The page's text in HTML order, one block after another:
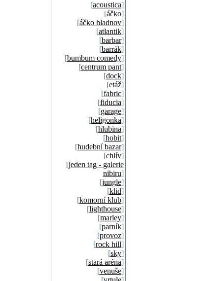
[acoustica]
[áčko]
[áčko hladnov]
[atlantik]
[barbar]
[barrák]
[bumbum comedy]
[centrum pant]
[dock]
[etáž]
[fabric]
[fiducia]
[garage]
[heligonka]
[hlubina]
[hobit]
[hudební bazar]
[chlív]
[jeden tag - galerie
nibiru]
[jungle]
[klid]
[komorní klub]
[lighthouse]
[marley]
[parník]
[provoz]
[rock hill]
[sky]
[stará aréna]
[venuše]